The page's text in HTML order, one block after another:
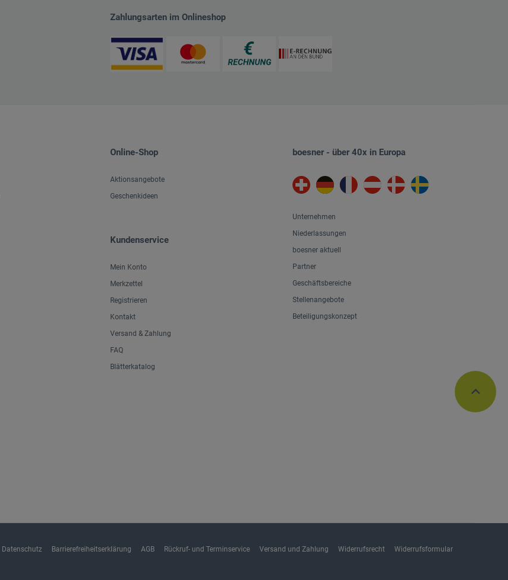
Zahlungsarten im Onlineshop
Online-Shop
Aktionsangebote
Geschenkideen
Kundenservice
Mein Konto
Merkzettel
Registrieren
Kontakt
Versand & Zahlung
FAQ
Blätterkatalog
boesner - über 40x in Europa
Unternehmen
Niederlassungen
boesner aktuell
Partner
Geschäftsbereiche
Stellenangebote
Beteiligungskonzept
Datenschutz Barrierefreiheitserklärung AGB Rückruf- und Terminservice Versand und Zahlung Widerrufsrecht Widerrufsformular